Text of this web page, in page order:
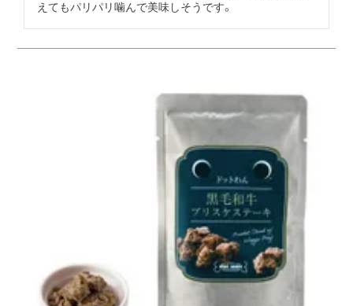
えてもパリパリ噛んで美味しそうです。